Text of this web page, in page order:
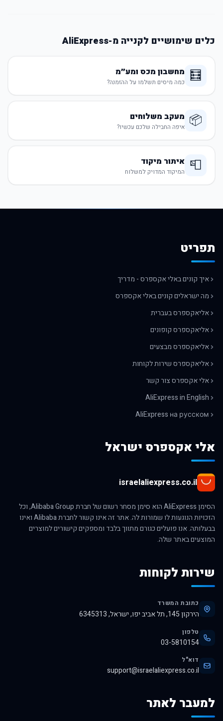
כלים שימושיים לקנייה מ-AliExpress
🧮 מחשבון מכס ומע״מ
כמה מיסים תשלמו על ההזמנה?
📦 מעקב משלוחים
איפה החבילה שלכם עכשיו?
📮 איתור מיקוד
המיקוד המדויק למשלוח
תפריט
איך קונים באלי אקספרס - מדריך
מה ישראלים קונים באלי אקספרס
אליאקספרס בעברית
אליאקספרס קופונים
אליאקספרס מבצעים
אליאקספרס שירות לקוחות
אלי אקספרס צור קשר
AliExpress in English
AliExpress на русском
אלי אקספרס ישראל
israelaliexpress.co.il
הסימן AliExpress הוא סימן מסחר רשום של חברת Alibaba Group, וכל
הזכויות הנוגעות לו שמורות לה. אתר זה אינו קשור לחברת Alibaba ואינו
בבעלותה. אנו פועלים כגורם מתווך בלבד ומספקים קישורים למוצרים
המוצעים באתר שלה.
שירות לקוחות
כתובת המשרד
הירקון 145, תל אביב יפו, ישראל, 6345313
טלפון
03-5810154
דוא"ל
support@israelaliexpress.co.il
למעבר לאתר
לרכישה באלי אקספרס